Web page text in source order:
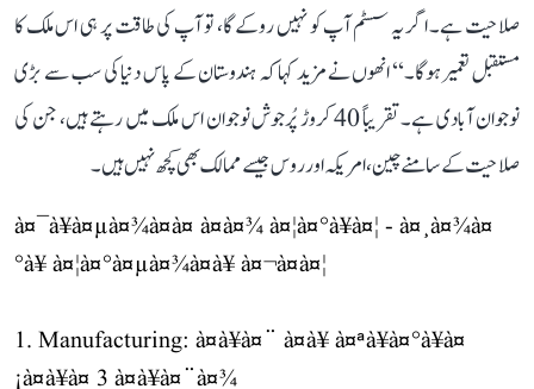
صلاحیت ہے۔ اگر یہ سسٹم آپ کو نہیں روکے گا، تو آپ کی طاقت پر ہی اس ملک کا
مستقبل تعمیر ہوگا۔‘‘ انھوں نے مزید کہا کہ ہندوستان کے پاس دنیا کی سب سے بڑی
نوجوان آبادی ہے۔ تقریباً 40 کروڑ پُرجوش نوجوان اس ملک میں رہتے ہیں، جن کی
صلاحیت کے سامنے چین، امریکہ اور روس جیسے ممالک بھی کچھ نہیں ہیں۔
à¤¯à¥à¤µà¤¾à¤à¤ à¤à¤¾ à¤¦à¤°à¥à¤¦ - à¤¸à¤¾à¤
°à¥ à¤¦à¤°à¤µà¤¾à¤à¥ à¤¬à¤à¤¦
1. Manufacturing: à¤à¥à¤¨ à¤à¥ à¤ªà¥à¤°à¥à¤
¡à¤à¥à¤ 3 à¤à¥à¤¨à¤¾